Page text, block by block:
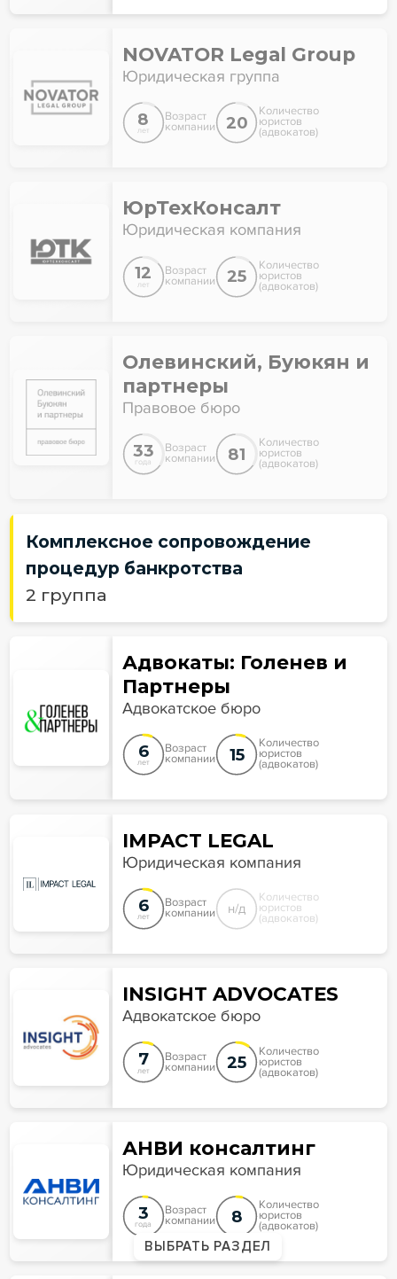
ВЫБРАТЬ РАЗДЕЛ
NOVATOR Legal Group
Юридическая группа
8
лет
Возраст
компании 20
Количество
юристов
(адвокатов)
ЮрТехКонсалт
Юридическая компания
12
лет
Возраст
компании 25
Количество
юристов
(адвокатов)
Олевинский, Буюкян и
партнеры
Правовое бюро
33
года
Возраст
компании 81
Количество
юристов
(адвокатов)
Комплексное сопровождение
процедур банкротства
2 группа
Адвокаты: Голенев и
Партнеры
Адвокатское бюро
6
лет
Возраст
компании 15
Количество
юристов
(адвокатов)
IMPACT LEGAL
Юридическая компания
6
лет
Возраст
компании н/д
Количество
юристов
(адвокатов)
INSIGHT ADVOCATES
Адвокатское бюро
7
лет
Возраст
компании 25
Количество
юристов
(адвокатов)
АНВИ консалтинг
Юридическая компания
3
года
Возраст
компании 8
Количество
юристов
(адвокатов)